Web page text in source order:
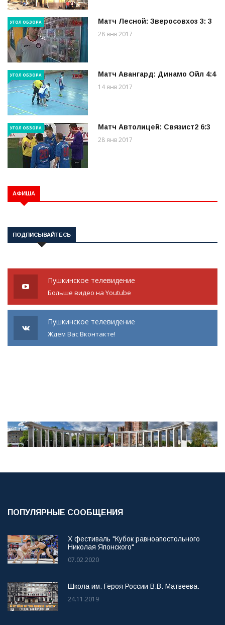
УГОЛ ОБЗОРА Матч Лесной: Зверосовхоз 3: 3
28 янв 2017
УГОЛ ОБЗОРА Матч Авангард: Динамо Ойл 4:4
14 янв 2017
УГОЛ ОБЗОРА Матч Автолицей: Связист2 6:3
28 янв 2017
АФИША
ПОДПИСЫВАЙТЕСЬ
Пушкинское телевидение
Больше видео на Youtube
Пушкинское телевидение
Ждем Вас Вконтакте!
ПОПУЛЯРНЫЕ СООБЩЕНИЯ
X фестиваль "Кубок равноапостольного
Николая Японского"
07.02.2020
Школа им. Героя России В.В. Матвеева.
24.11.2019